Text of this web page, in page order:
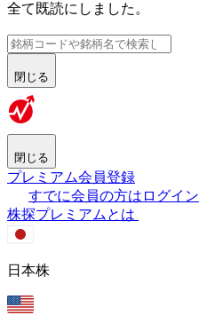
全て既読にしました。
閉じる
閉じる
プレミアム会員登録
すでに会員の方はログイン
株探プレミアムとは
日本株